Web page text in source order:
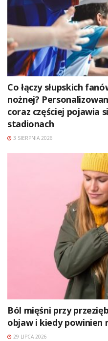
Co łączy słupskich
nożnej?
coraz częściej pojawia
stadionach
3 SIERPNIA 2026
Ból mięśni przy
objaw i kiedy powinien
29 LIPCA 2026